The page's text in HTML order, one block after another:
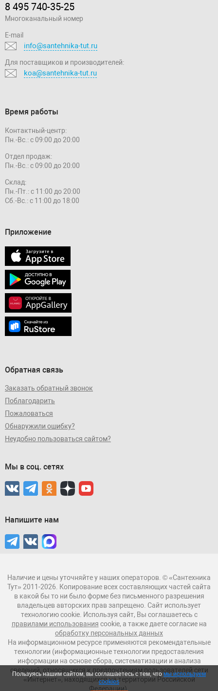
8 495 740-35-25
Многоканальный номер
E-mail
info@santehnika-tut.ru
Для поставщиков и производителей:
koa@santehnika-tut.ru
Время работы
Контактный-центр:
Пн.-Вс.: с 09:00 до 20:00
Отдел продаж:
Пн.-Вс.: с 09:00 до 20:00
Склад:
Пн.-Пт.: с 11:00 до 20:00
Сб.-Вс.: с 11:00 до 18:00
Приложение
Обратная связь
Заказать обратный звонок
Поблагодарить
Пожаловаться
Обнаружили ошибку?
Неудобно пользоваться сайтом?
Мы в соц. сетях
Напишите нам
Наличие и цены уточняйте у наших операторов. © «Сантехника
Тут» 2011-2026. Копирование всех составляющих частей сайта
в какой бы то ни было форме без письменного разрешения
владельцев авторских прав запрещено. Сайт использует
технологию cookie. Используя сайт, Вы соглашаетесь с
правилами использования cookie, а также даете согласие на
обработку персональных данных
На информационном ресурсе применяются рекомендательные
технологии (информационные технологии предоставления
информации на основе сбора, систематизации и анализа
сведений, относящихся к предпочтениям пользователей сети
«Интернет», находящихся на территории Российской
Федерации).
Пользуясь нашим сайтом, вы соглашаетесь с тем, чтомы используем
cookies